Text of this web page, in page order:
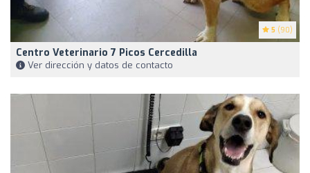
5 (90)
Centro Veterinario 7 Picos Cercedilla
Ver dirección y datos de contacto